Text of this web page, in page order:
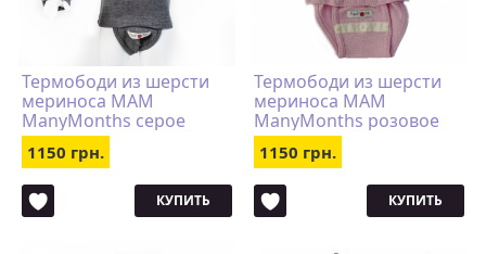
Термободи из шерсти
мериноса MAM
ManyMonths серое
1150 грн.
КУПИТЬ
Термободи из шерсти
мериноса MAM
ManyMonths розовое
1150 грн.
КУПИТЬ